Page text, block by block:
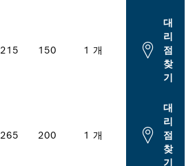
215 150 1 개
대
리
점
찾
기
265 200 1 개
대
리
점
찾
기